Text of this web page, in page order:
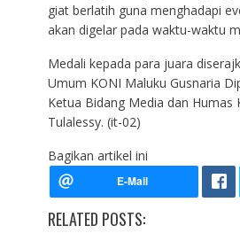
giat berlatih guna menghadapi
akan digelar pada waktu-waktu
Medali kepada para juara
Umum KONI Maluku Gusnaria
Ketua Bidang Media dan Humas
Tulalessy. (it-02)
Bagikan artikel ini
RELATED POSTS: